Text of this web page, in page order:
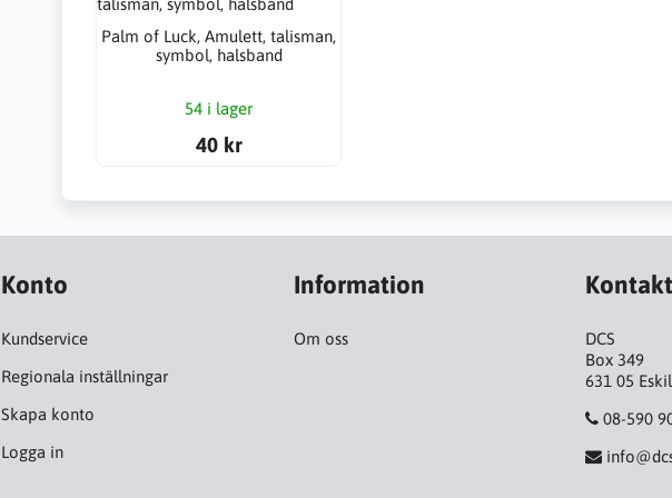
Palm of Luck, Amulett, talisman,
symbol, halsband
54 i lager
40 kr
Konto
Kundservice
Regionala inställningar
Skapa konto
Logga in
Information
Om oss
Kontakt
DCS
Box 349
631 05
08-590